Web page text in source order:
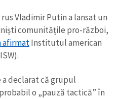
Despre ZdG
на русском
Vladimir Putin a lansat un
comunitățile pro-război,
afirmatInstitutul american
declarat că grupul
o „pauză tactică” în